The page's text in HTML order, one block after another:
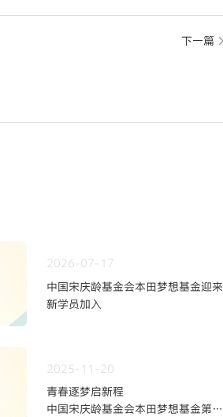
下一篇
2026-07-17
中国宋庆龄基金会本田梦想基金迎来
新学员加入
2025-11-20
青春逐梦启新程
中国宋庆龄基金会本田梦想基金第九